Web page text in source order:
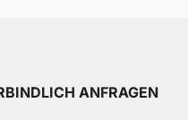
ANFRAGEN